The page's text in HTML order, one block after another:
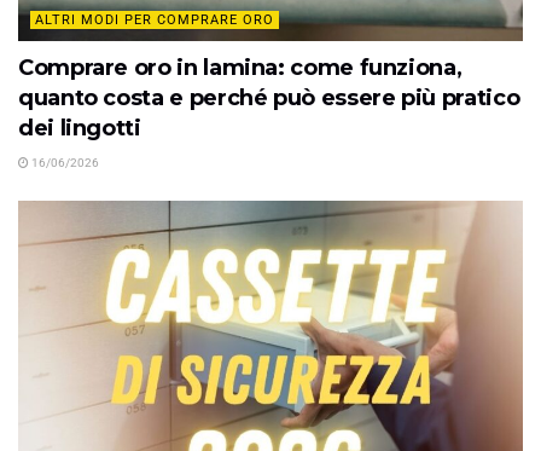
ALTRI MODI PER COMPRARE ORO
Comprare oro in lamina: come funziona,
quanto costa e perché può essere più pratico
dei lingotti
16/06/2026